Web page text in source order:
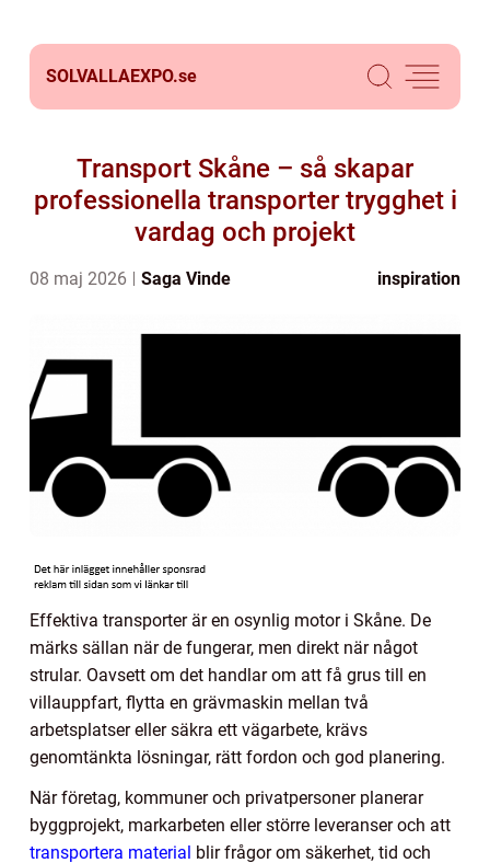
SOLVALLAEXPO.se
Transport Skåne – så skapar
professionella transporter trygghet i
vardag och projekt
08 maj 2026 Saga Vinde inspiration
Effektiva transporter är en osynlig motor i Skåne. De
märks sällan när de fungerar, men direkt när något
strular. Oavsett om det handlar om att få grus till en
villauppfart, flytta en grävmaskin mellan två
arbetsplatser eller säkra ett vägarbete, krävs
genomtänkta lösningar, rätt fordon och god planering.
När företag, kommuner och privatpersoner planerar
byggprojekt, markarbeten eller större leveranser och att
transportera material blir frågor om säkerhet, tid och